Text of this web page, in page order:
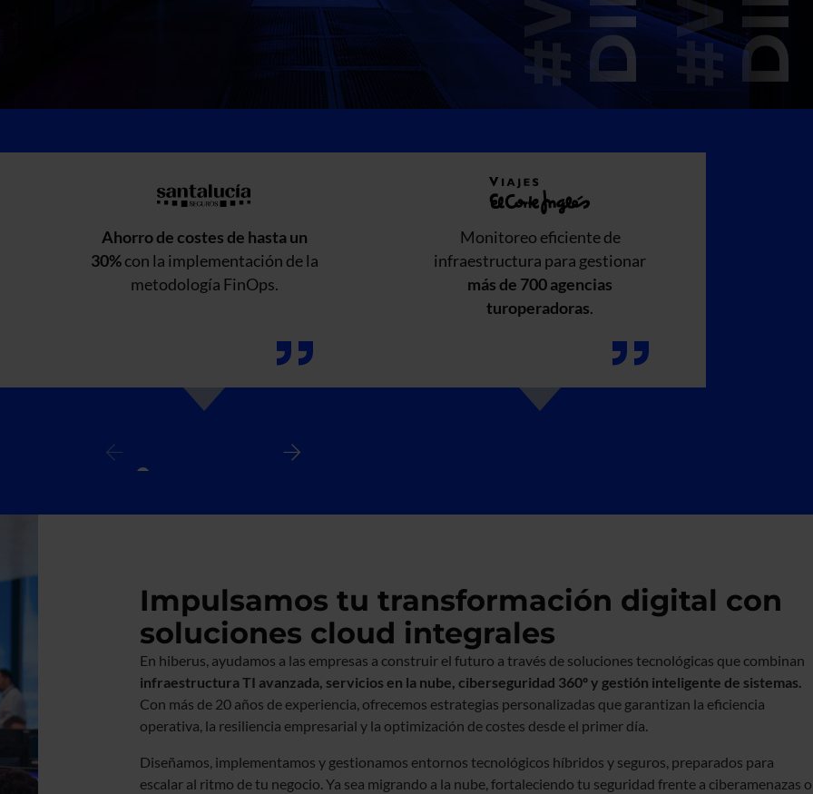
Ahorro de costes de hasta un
30%con la implementación de la
metodología FinOps.
Monitoreo eficiente de
infraestructura para gestionar
más de 700 agencias
turoperadoras.
Impulsamos tu transformación digital con
soluciones cloud integrales
En hiberus, ayudamos a las empresas a construir el futuro a través de soluciones tecnológicas que combinan
infraestructura TI avanzada, servicios en la nube, ciberseguridad 360º y gestión inteligente de sistemas.
Con más de 20 años de experiencia, ofrecemos estrategias personalizadas que garantizan la eficiencia
operativa, la resiliencia empresarial y la optimización de costes desde el primer día.
Diseñamos, implementamos y gestionamos entornos tecnológicos híbridos y seguros, preparados para
escalar al ritmo de tu negocio. Ya sea migrando a la nube, fortaleciendo tu seguridad frente a ciberamenazas o